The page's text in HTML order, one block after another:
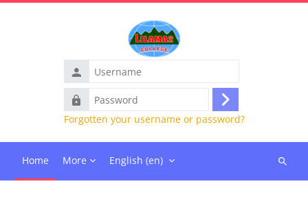
Username
Password
Log
in
Forgotten your username or password?
Home More English ‎(en)‎
Search